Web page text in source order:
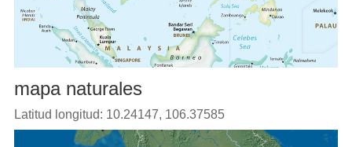
mapa naturales
Latitud longitud: 10.24147, 106.37585